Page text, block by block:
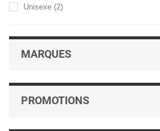
Unisexe (2)
MARQUES
PROMOTIONS